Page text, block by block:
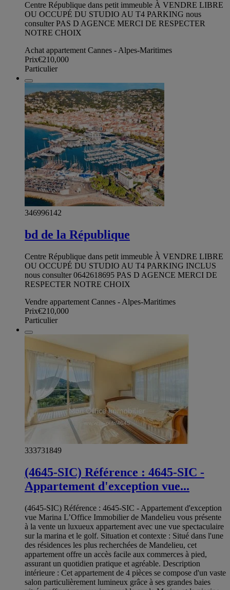
Centre République dans petit immeuble À VENDRE LIBRE
OU OCCUPÉ DU STUDIO AU T4 PARKING nous
consulter PAS D AGENCE MERCI DE RESPECTER
NOTRE CHOIX
Achat appartement Cannes - Alpes-Maritimes
Prix€210,000
Particulier
346996142
bd de la République
Centre République dans petit immeuble À VENDRE LIBRE
OU OCCUPÉ DU STUDIO AU T4 PARKING INCLUS
nous consulter 0642618695 PAS D AGENCE MERCI DE
RESPECTER NOTRE CHOIX
Vendre appartement Cannes - Alpes-Maritimes
Prix€210,000
Particulier
333731849
(4645-SIC) Référence : 4645-SIC -
Appartement d'exception vue...
(4645-SIC) Référence : 4645-SIC - Appartement d'exception
vue Marina L’Office Immobilier de Mandelieu vous présente
à la vente un luxueux appartement avec une vue spectaculaire
sur la marina et le golf. Situation et contexte : Situé dans l'une
des résidences les plus recherchées de Mandelieu, cet
appartement offre un accès facile aux commerces à pied,
assurant un quotidien pratique et agréable. Description
intérieure : Cet appartement de 4 pièces se compose d'un vaste
salon particulièrement lumineux grâce à ses grandes baies